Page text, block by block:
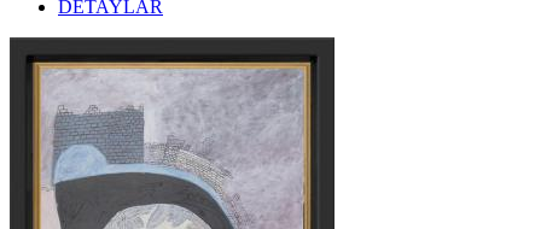
DETAYLAR